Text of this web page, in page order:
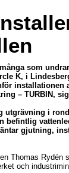
som
K, i
installationen
– TURBIN,
utgrävning i
befintlig
gjutning,
Thomas Rydén
och